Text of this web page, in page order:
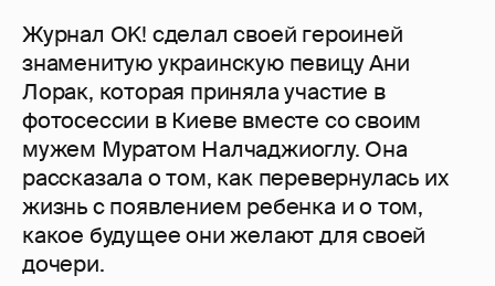
Журнал OK! сделал своей героиней
знаменитую украинскую певицу Ани
Лорак, которая приняла участие в
фотосессии в Киеве вместе со своим
мужем Муратом Налчаджиоглу. Она
рассказала о том, как перевернулась их
жизнь с появлением ребенка и о том,
какое будущее они желают для своей
дочери.